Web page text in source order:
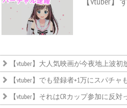
【vtuber】大人気映画が今夜地上波初
【vtuber】でも登録者+1万にスパチャもウハウハ
【vtuber】それはCRカップ参加に反対